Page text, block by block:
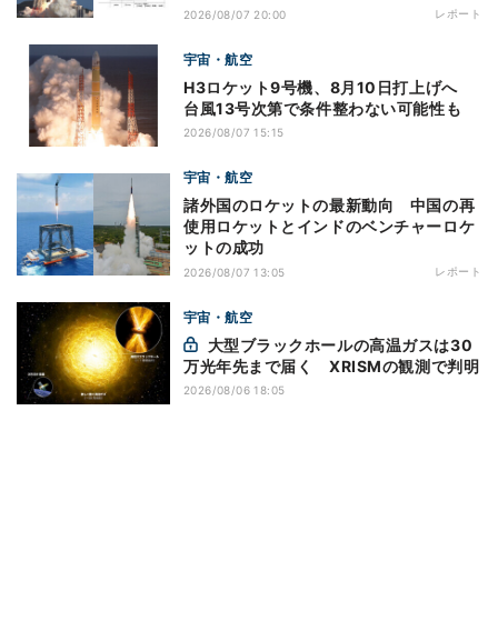
2026/08/07 20:00 レポート
宇宙・航空
H3ロケット9号機、8月10日打上げへ
台風13号次第で条件整わない可能性も
2026/08/07 15:15
宇宙・航空
諸外国のロケットの最新動向 中国の再
使用ロケットとインドのベンチャーロケ
ットの成功
2026/08/07 13:05 レポート
宇宙・航空
万光年先まで届く XRISMの観測で判明
2026/08/06 18:05